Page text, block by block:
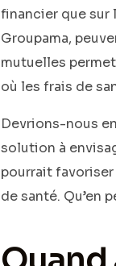
financier que sur
Groupama,
mutuelles
où les frais de
Devrions-nous
solution à
pourrait
de santé. Qu’en